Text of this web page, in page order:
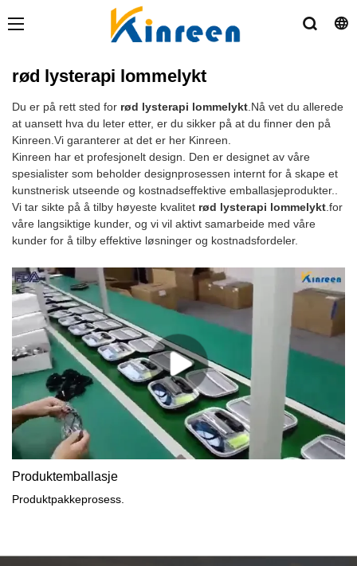
rød lysterapi lommelykt
Du er på rett sted for rød lysterapi lommelykt.Nå vet du allerede
at uansett hva du leter etter, er du sikker på at du finner den på
Kinreen.Vi garanterer at det er her Kinreen.
Kinreen har et profesjonelt design. Den er designet av våre
spesialister som beholder designprosessen internt for å skape et
kunstnerisk utseende og kostnadseffektive emballasjeprodukter..
Vi tar sikte på å tilby høyeste kvalitet rød lysterapi lommelykt.for
våre langsiktige kunder, og vi vil aktivt samarbeide med våre
kunder for å tilby effektive løsninger og kostnadsfordeler.
Produktemballasje
Produktpakkeprosess.